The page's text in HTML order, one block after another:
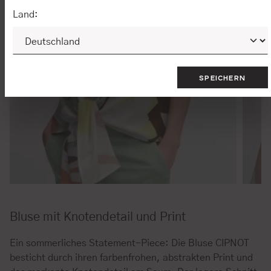
Bluse mit Knotendetail und Print
Ein sommerliches Statement-Piece: Die Bluse CIPNOT
besticht durch ihren farbenfrohen, abstrakten Print und
Land:
SPEICHERN